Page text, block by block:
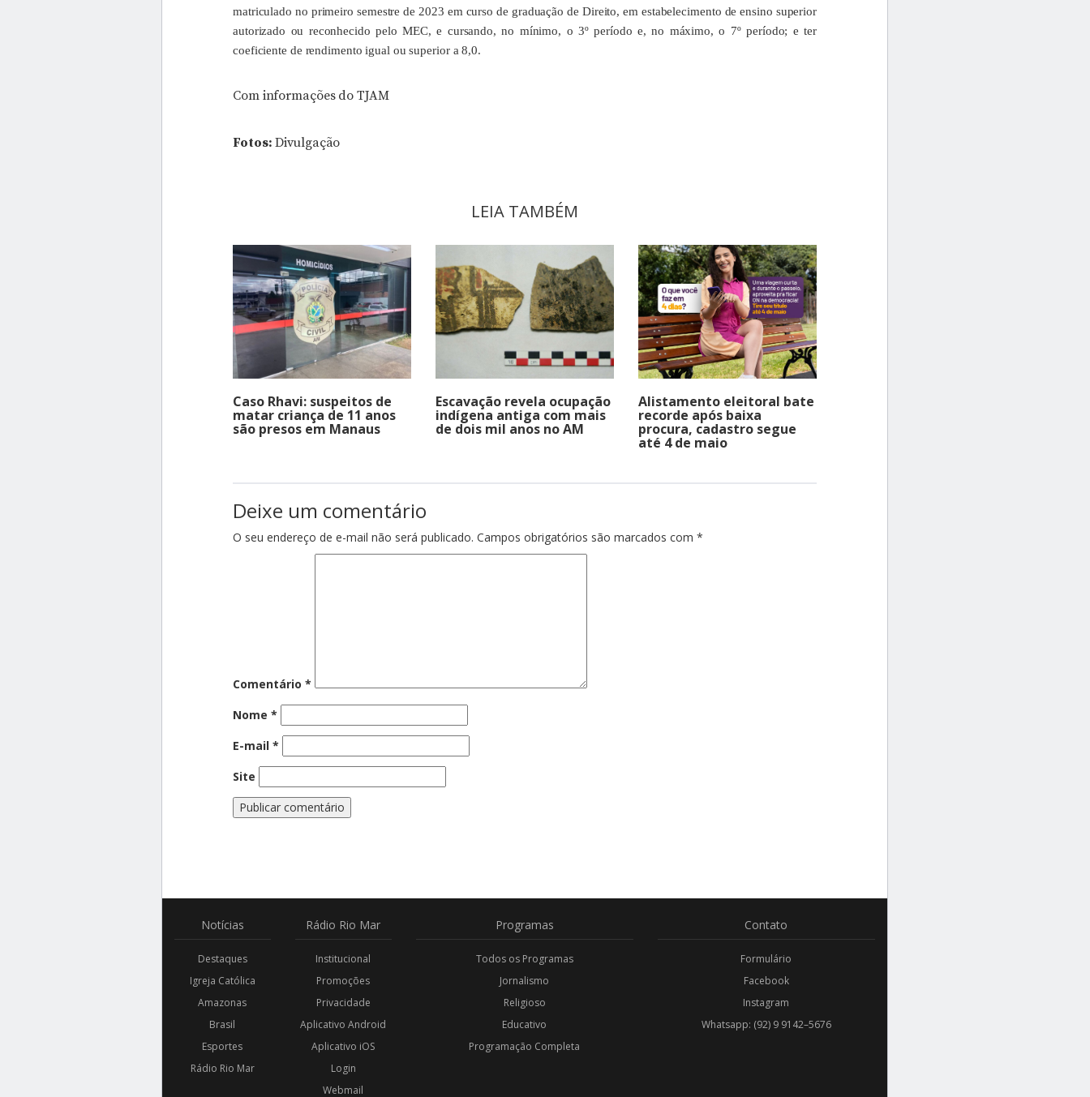
matriculado no primeiro semestre de 2023 em curso de graduação de Direito, em estabelecimento de ensino superior
autorizado ou reconhecido pelo MEC, e cursando, no mínimo, o 3º período e, no máximo, o 7º período; e ter
coeficiente de rendimento igual ou superior a 8,0.
Com informações do TJAM
Fotos: Divulgação
LEIA TAMBÉM
Caso Rhavi: suspeitos de
matar criança de 11 anos
são presos em Manaus
Escavação revela ocupação
indígena antiga com mais
de dois mil anos no AM
Alistamento eleitoral bate
recorde após baixa
procura, cadastro segue
até 4 de maio
Deixe um comentário
O seu endereço de e-mail não será publicado. Campos obrigatórios são marcados com *
Comentário *
Nome *
E-mail *
Site
Notícias
Destaques
Igreja Católica
Amazonas
Brasil
Esportes
Rádio Rio Mar
Rádio Rio Mar
Institucional
Promoções
Privacidade
Aplicativo Android
Aplicativo iOS
Login
Webmail
Programas
Todos os Programas
Jornalismo
Religioso
Educativo
Programação Completa
Contato
Formulário
Facebook
Instagram
Whatsapp: (92) 9 9142–5676